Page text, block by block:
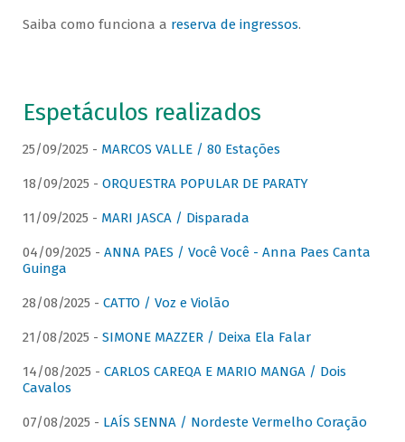
Saiba como funciona a reserva de ingressos.
Espetáculos realizados
25/09/2025 - MARCOS VALLE / 80 Estações
18/09/2025 - ORQUESTRA POPULAR DE PARATY
11/09/2025 - MARI JASCA / Disparada
04/09/2025 - ANNA PAES / Você Você - Anna Paes Canta
Guinga
28/08/2025 - CATTO / Voz e Violão
21/08/2025 - SIMONE MAZZER / Deixa Ela Falar
14/08/2025 - CARLOS CAREQA E MARIO MANGA / Dois
Cavalos
07/08/2025 - LAÍS SENNA / Nordeste Vermelho Coração